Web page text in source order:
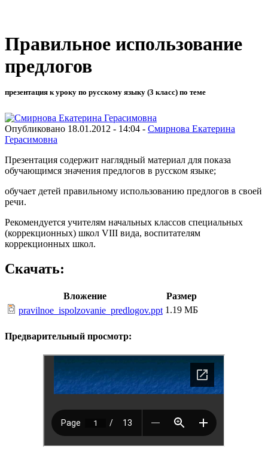
Правильное использование
предлогов
презентация к уроку по русскому языку (3 класс) по теме
Опубликовано 18.01.2012 - 14:04 - Смирнова Екатерина
Герасимовна
Презентация содержит наглядный материал для показа
обучающимся значения предлогов в русском языке;
обучает детей правильному использованию предлогов в своей
речи.
Рекомендуется учителям начальных классов специальных
(коррекционных) школ VIII вида, воспитателям
коррекционных школ.
Скачать:
Вложение
Размер
pravilnoe_ispolzovanie_predlogov.ppt 1.19 МБ
Предварительный просмотр: